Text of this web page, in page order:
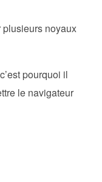
noyaux
pourquoi il
le navigateur